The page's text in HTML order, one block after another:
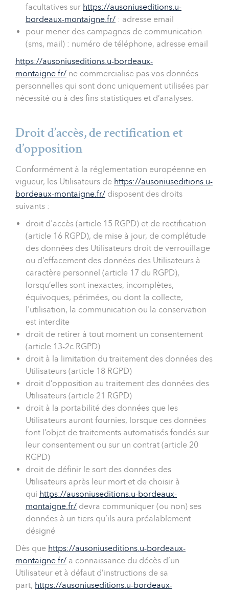
facultatives sur https://ausoniuseditions.u-
bordeaux-montaigne.fr/ : adresse email
pour mener des campagnes de communication
(sms, mail) : numéro de téléphone, adresse email
https://ausoniuseditions.u-bordeaux-
montaigne.fr/ ne commercialise pas vos données
personnelles qui sont donc uniquement utilisées par
nécessité ou à des fins statistiques et d’analyses.
Droit d’accès, de rectification et
d’opposition
Conformément à la réglementation européenne en
vigueur, les Utilisateurs de https://ausoniuseditions.u-
bordeaux-montaigne.fr/ disposent des droits
suivants :
droit d'accès (article 15 RGPD) et de rectification
(article 16 RGPD), de mise à jour, de complétude
des données des Utilisateurs droit de verrouillage
ou d’effacement des données des Utilisateurs à
caractère personnel (article 17 du RGPD),
lorsqu’elles sont inexactes, incomplètes,
équivoques, périmées, ou dont la collecte,
l'utilisation, la communication ou la conservation
est interdite
droit de retirer à tout moment un consentement
(article 13-2c RGPD)
droit à la limitation du traitement des données des
Utilisateurs (article 18 RGPD)
droit d’opposition au traitement des données des
Utilisateurs (article 21 RGPD)
droit à la portabilité des données que les
Utilisateurs auront fournies, lorsque ces données
font l’objet de traitements automatisés fondés sur
leur consentement ou sur un contrat (article 20
RGPD)
droit de définir le sort des données des
Utilisateurs après leur mort et de choisir à
qui https://ausoniuseditions.u-bordeaux-
montaigne.fr/ devra communiquer (ou non) ses
données à un tiers qu’ils aura préalablement
désigné
Dès que https://ausoniuseditions.u-bordeaux-
montaigne.fr/ a connaissance du décès d’un
Utilisateur et à défaut d’instructions de sa
part, https://ausoniuseditions.u-bordeaux-